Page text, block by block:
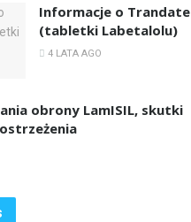
Informacje o Trandate
(tabletki Labetalolu)
4 LATA AGO
obrony LamISIL, skutki